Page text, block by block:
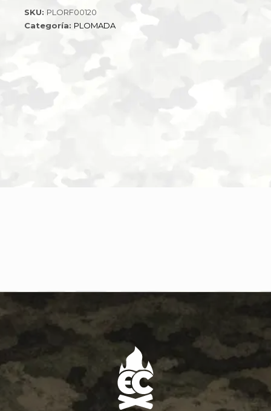
SKU: PLORF00120
Categoría: PLOMADA